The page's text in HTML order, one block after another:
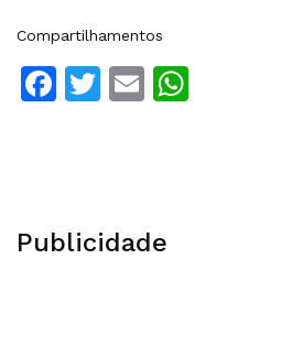
Compartilhamentos
Facebook
Twitter
Email
Publicidade